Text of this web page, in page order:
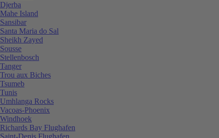
Djerba
Mahe Island
Sansibar
Santa Maria do Sal
Sheikh Zayed
Sousse
Stellenbosch
Tanger
Trou aux Biches
Tsumeb
Tunis
Umhlanga Rocks
Vacoas-Phoenix
Windhoek
Richards Bay Flughafen
Saint-Denis Flughafen